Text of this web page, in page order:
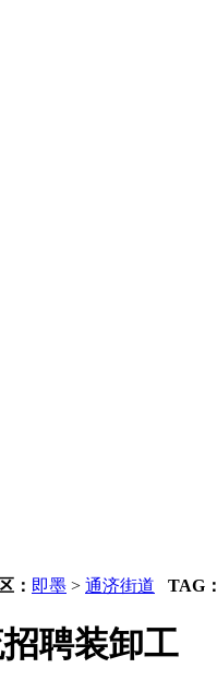
： 即墨 > 通济街道 TAG：
聘装卸工